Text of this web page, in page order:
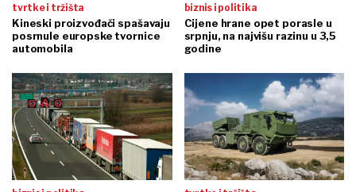
tvrtke i tržišta
Kineski proizvođači spašavaju
posrnule europske tvornice
automobila
biznis i politika
Cijene hrane opet porasle u
srpnju, na najvišu razinu u 3,5
godine